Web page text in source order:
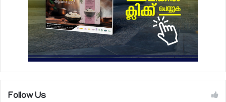
Follow Us